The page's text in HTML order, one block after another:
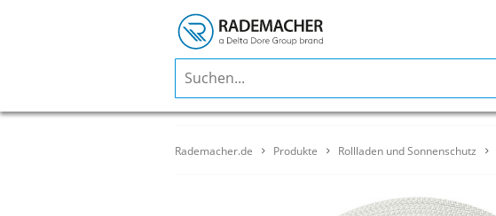
Rademacher.de Produkte Rollladen und Sonnenschutz